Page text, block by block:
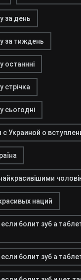
за день
за тиждень
останнні
стрічка
сьогодні
с Украиной о
наций
болит зуб а
болит зуб а